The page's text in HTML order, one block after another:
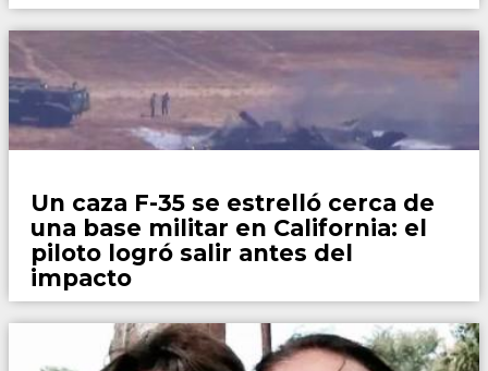
Un caza F-35 se estrelló cerca de
una base militar en California: el
piloto logró salir antes del
impacto